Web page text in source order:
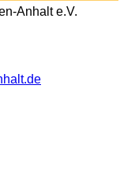
Anhalt e.V.